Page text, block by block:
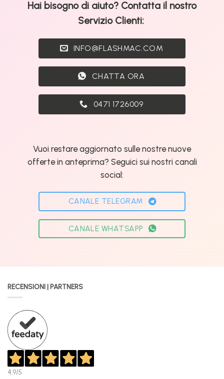
Hai bisogno di aiuto? Contatta il nostro
Servizio Clienti:
INFO@FLASHMAC.COM
CHATTA ORA
0471 1726009
Vuoi restare aggiornato sulle nostre nuove
offerte in anteprima? Seguici sui nostri canali
social:
CANALE TELEGRAM
CANALE WHATSAPP
RECENSIONI | PARTNERS
4,9/5